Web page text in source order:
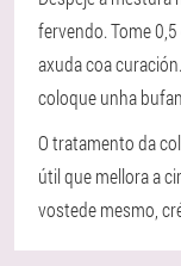
fervendo. Tome
axuda coa
coloque unha
O tratamento da
útil que mellora a
vostede mesmo,